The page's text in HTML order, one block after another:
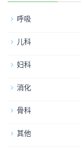
呼吸
儿科
妇科
消化
骨科
其他